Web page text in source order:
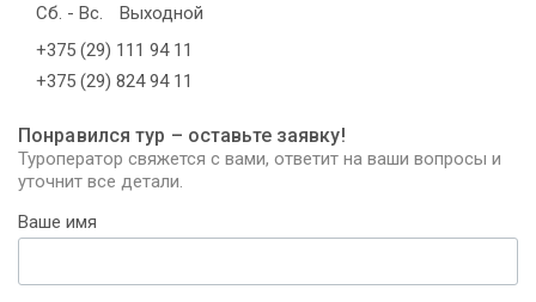
Сб. - Вс.
Выходной
+375 (29) 111 94 11
+375 (29) 824 94 11
Понравился тур – оставьте заявку!
Туроператор свяжется с вами, ответит на ваши вопросы и
уточнит все детали.
Ваше имя